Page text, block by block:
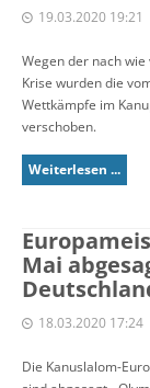
19.03.2020 19:21
Wegen der nach
Krise wurden die
Wettkämpfe im
verschoben.
Weiterlesen ...
Mai
18.03.2020 17:24
Die Kanuslalom-